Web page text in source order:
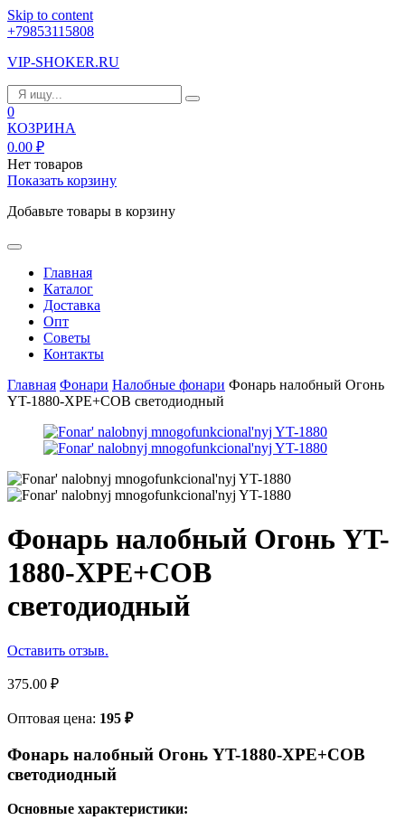
Skip to content
+79853115808
VIP-SHOKER.RU
0
КОЗРИНА
0.00 ₽
Нет товаров
Показать корзину
Добавьте товары в корзину
Главная
Каталог
Доставка
Опт
Советы
Контакты
Главная Фонари Налобные фонари Фонарь налобный Огонь
YT-1880-XPE+COB светодиодный
Фонарь налобный Огонь YT-
1880-XPE+COB
светодиодный
Оставить отзыв.
375.00 ₽
Оптовая цена: 195 ₽
Фонарь налобный Огонь YT-1880-XPE+COB
светодиодный
Основные характеристики: